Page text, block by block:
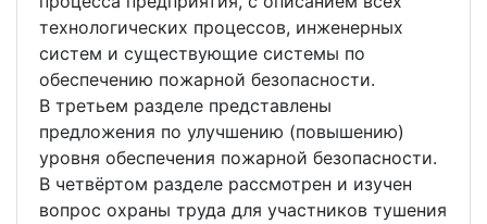
технологических процессов, инженерных
систем и существующие системы по
обеспечению пожарной безопасности.
В третьем разделе представлены
предложения по улучшению (повышению)
уровня обеспечения пожарной безопасности.
В четвёртом разделе рассмотрен и изучен
вопрос охраны труда для участников тушения